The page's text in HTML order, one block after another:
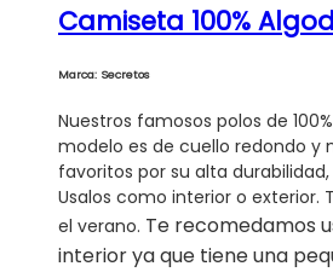
Camiseta 100%
Marca: Secretos
Nuestros famosos polos de
modelo es de cuello redondo y
favoritos por su alta
Usalos como interior o exterior.
el verano. Te recomedamos
interior ya que tiene una